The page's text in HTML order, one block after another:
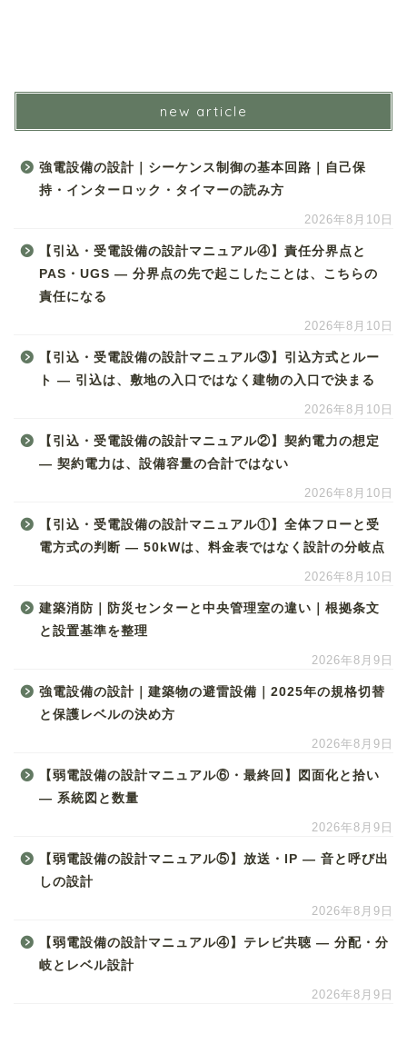
new article
強電設備の設計｜シーケンス制御の基本回路｜自己保
持・インターロック・タイマーの読み方
2026年8月10日
【引込・受電設備の設計マニュアル④】責任分界点と
PAS・UGS ― 分界点の先で起こしたことは、こちらの
責任になる
2026年8月10日
【引込・受電設備の設計マニュアル③】引込方式とルー
ト ― 引込は、敷地の入口ではなく建物の入口で決まる
2026年8月10日
【引込・受電設備の設計マニュアル②】契約電力の想定
― 契約電力は、設備容量の合計ではない
2026年8月10日
【引込・受電設備の設計マニュアル①】全体フローと受
電方式の判断 ― 50kWは、料金表ではなく設計の分岐点
2026年8月10日
建築消防｜防災センターと中央管理室の違い｜根拠条文
と設置基準を整理
2026年8月9日
強電設備の設計｜建築物の避雷設備｜2025年の規格切替
と保護レベルの決め方
2026年8月9日
【弱電設備の設計マニュアル⑥・最終回】図面化と拾い
― 系統図と数量
2026年8月9日
【弱電設備の設計マニュアル⑤】放送・IP ― 音と呼び出
しの設計
2026年8月9日
【弱電設備の設計マニュアル④】テレビ共聴 ― 分配・分
岐とレベル設計
2026年8月9日